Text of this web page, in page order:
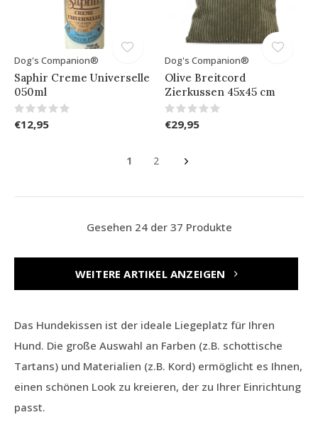
Dog's Companion®
Saphir Creme Universelle
050ml
€12,95
Dog's Companion®
Olive Breitcord
Zierkussen 45x45 cm
€29,95
1 2
Gesehen 24 der 37 Produkte
WEITERE ARTIKEL ANZEIGEN
Das Hundekissen ist der ideale Liegeplatz für Ihren
Hund. Die große Auswahl an Farben (z.B. schottische
Tartans) und Materialien (z.B. Kord) ermöglicht es Ihnen,
einen schönen Look zu kreieren, der zu Ihrer Einrichtung
passt.